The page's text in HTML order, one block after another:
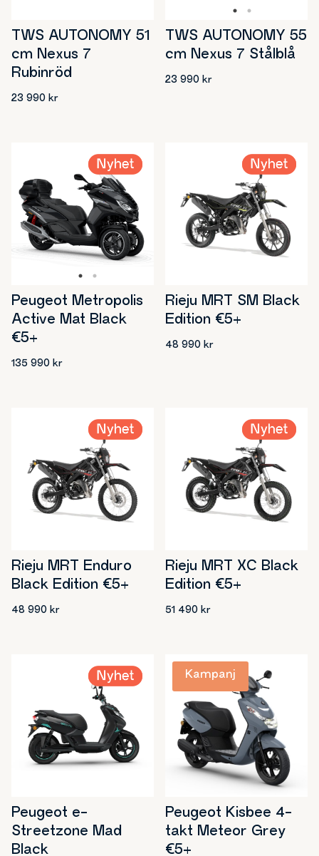
TWS AUTONOMY 51
cm Nexus 7
Rubinröd
23 990 kr
TWS AUTONOMY 55
cm Nexus 7 Stålblå
23 990kr
Peugeot Metropolis
Active Mat Black
€5+
135 990 kr
Rieju MRT SM Black
Edition €5+
48 990kr
Rieju MRT Enduro
Black Edition €5+
48 990 kr
Rieju MRT XC Black
Edition €5+
51 490 kr
Peugeot e-
Streetzone Mad
Black
Peugeot Kisbee 4-
takt Meteor Grey
€5+